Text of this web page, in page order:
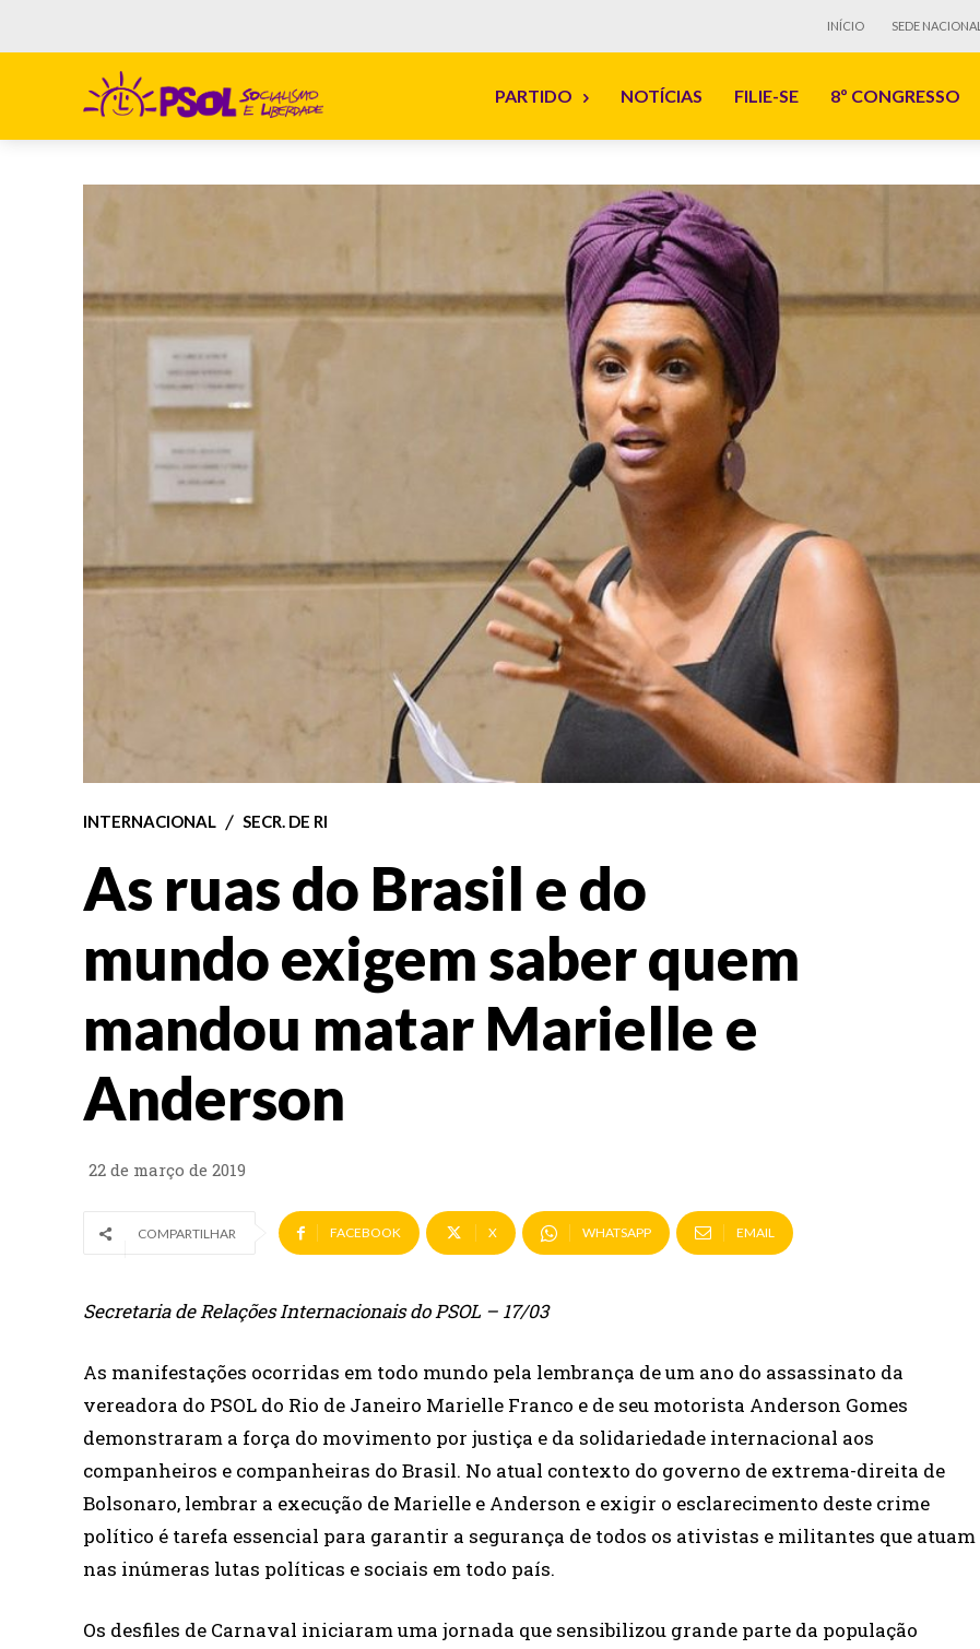
INÍCIO SEDE NACIONAL
PARTIDO NOTÍCIAS FILIE-SE 8º CONGRESSO
INTERNACIONAL SECR. DE RI
As ruas do Brasil e do
mundo exigem saber quem
mandou matar Marielle e
Anderson
22 de março de 2019
COMPARTILHAR FACEBOOK X WHATSAPP EMAIL
Secretaria de Relações Internacionais do PSOL – 17/03
As manifestações ocorridas em todo mundo pela lembrança de um ano do assassinato da
vereadora do PSOL do Rio de Janeiro Marielle Franco e de seu motorista Anderson Gomes
demonstraram a força do movimento por justiça e da solidariedade internacional aos
companheiros e companheiras do Brasil. No atual contexto do governo de extrema-direita de
Bolsonaro, lembrar a execução de Marielle e Anderson e exigir o esclarecimento deste crime
político é tarefa essencial para garantir a segurança de todos os ativistas e militantes que atuam
nas inúmeras lutas políticas e sociais em todo país.
Os desfiles de Carnaval iniciaram uma jornada que sensibilizou grande parte da população